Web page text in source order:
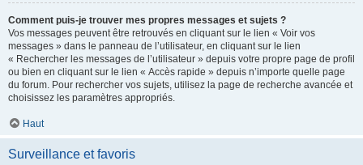
Comment puis-je trouver mes propres messages et sujets ?
Vos messages peuvent être retrouvés en cliquant sur le lien « Voir vos
messages » dans le panneau de l’utilisateur, en cliquant sur le lien
« Rechercher les messages de l’utilisateur » depuis votre propre page de profil
ou bien en cliquant sur le lien « Accès rapide » depuis n’importe quelle page
du forum. Pour rechercher vos sujets, utilisez la page de recherche avancée et
choisissez les paramètres appropriés.
Haut
Surveillance et favoris